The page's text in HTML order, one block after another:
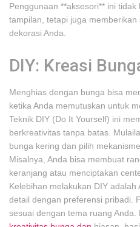
Penggunaan **aksesori** ini
tampilan, tetapi juga
dekorasi Anda.
DIY: Kreasi
Menghias dengan bunga bisa
ketika Anda memutuskan untuk
Teknik DIY (Do It Yourself) ini
berkreativitas tanpa batas.
bunga kering dan pilih
Misalnya, Anda bisa membuat
keranjang atau menciptakan
Kelebihan melakukan DIY
detail dengan preferensi pribadi.
sesuai dengan tema ruang Anda.